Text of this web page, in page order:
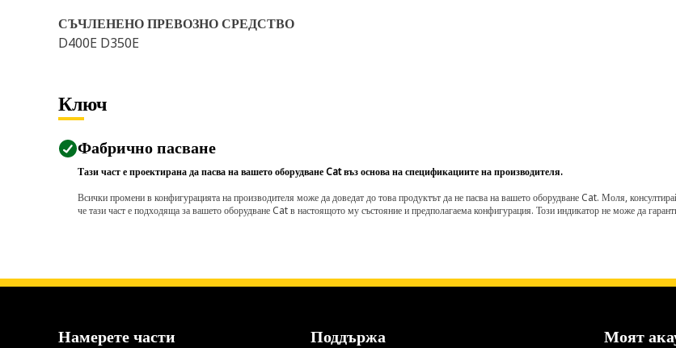
СЪЧЛЕНЕНО ПРЕВОЗНО СРЕДСТВО
D400E D350E
Ключ
Фабрично пасване
Тази част е проектирана да пасва на вашето оборудване Cat въз основа на спецификациите на производителя.
Всички промени в конфигурацията на производителя може да доведат до това продуктът да не пасва на вашето оборудване Cat. Моля,
че тази част е подходяща за вашето оборудване Cat в настоящото му състояние и предполагаема конфигурация. Този индикатор не може да
Намерете части Поддържа Моят